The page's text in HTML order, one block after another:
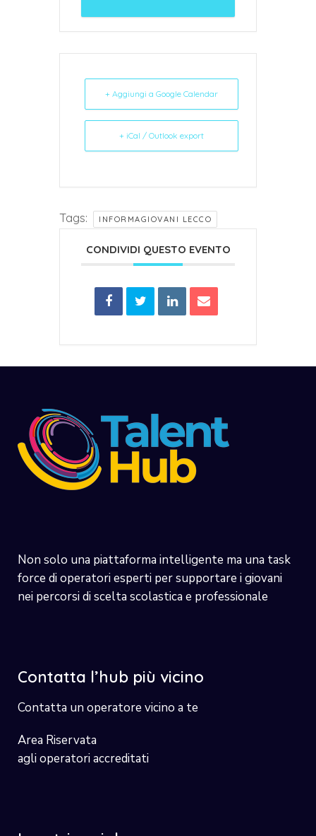
+ Aggiungi a Google Calendar
+ iCal / Outlook export
Tags: INFORMAGIOVANI LECCO
CONDIVIDI QUESTO EVENTO
Non solo una piattaforma intelligente ma una task
force di operatori esperti per supportare i giovani
nei percorsi di scelta scolastica e professionale
Contatta l’hub più vicino
Contatta un operatore vicino a te
Area Riservata
agli operatori accreditati